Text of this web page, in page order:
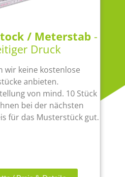
/ Meterstab -
Druck
wir keine kostenlose
anbieten.
von mind. 10 Stück
bei der nächsten
für das Musterstück gut.